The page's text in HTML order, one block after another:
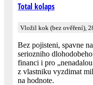
Total kolaps
Vložil kok (bez ověření),
Bez pojisteni, spavne
seriozniho
financi i pro
z vlastniku vyzdimat
na hodnote.